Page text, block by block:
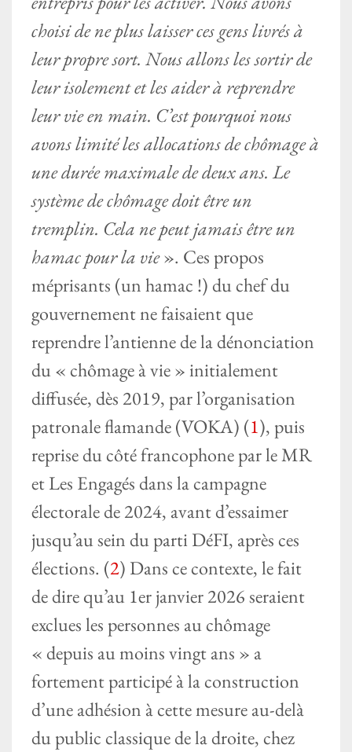
choisi de ne plus laisser ces gens livrés à
leur propre sort. Nous allons les sortir de
leur isolement et les aider à reprendre
leur vie en main. C’est pourquoi nous
avons limité les allocations de chômage à
une durée maximale de deux ans. Le
système de chômage doit être un
tremplin. Cela ne peut jamais être un
hamac pour la vie». Ces propos
méprisants (un hamac !) du chef du
gouvernement ne faisaient que
reprendre l’antienne de la dénonciation
du « chômage à vie » initialement
diffusée, dès 2019, par l’organisation
patronale flamande (VOKA) (1), puis
reprise du côté francophone par le MR
et Les Engagés dans la campagne
électorale de 2024, avant d’essaimer
jusqu’au sein du parti DéFI, après ces
élections. (2) Dans ce contexte, le fait
de dire qu’au 1er janvier 2026 seraient
exclues les personnes au chômage
« depuis au moins vingt ans » a
fortement participé à la construction
d’une adhésion à cette mesure au-delà
du public classique de la droite, chez